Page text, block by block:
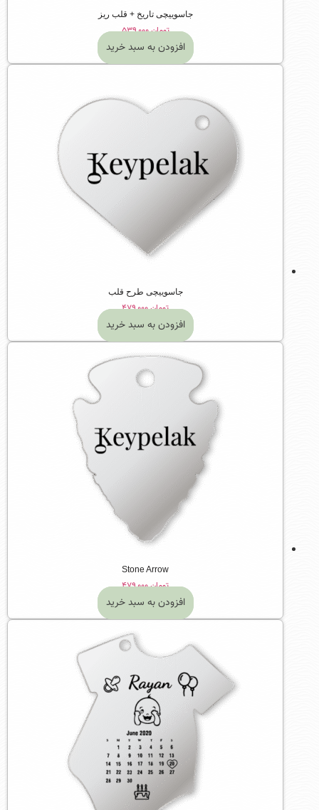
جاسوییچی تاریخ + قلب ریز
تومان۵۳۹,۰۰۰
افزودن به سبد خرید
جاسوییچی طرح قلب
تومان۴۷۹,۰۰۰
افزودن به سبد خرید
Stone Arrow
تومان۴۷۹,۰۰۰
افزودن به سبد خرید